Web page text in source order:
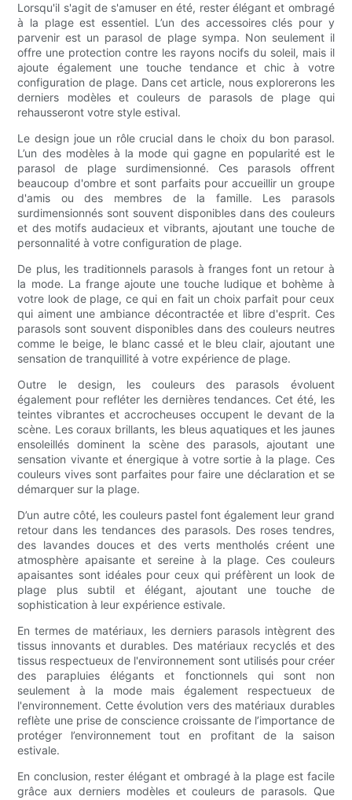
Lorsqu'il s'agit de s'amuser en été, rester élégant et ombragé
à la plage est essentiel. L’un des accessoires clés pour y
parvenir est un parasol de plage sympa. Non seulement il
offre une protection contre les rayons nocifs du soleil, mais il
ajoute également une touche tendance et chic à votre
configuration de plage. Dans cet article, nous explorerons les
derniers modèles et couleurs de parasols de plage qui
rehausseront votre style estival.
Le design joue un rôle crucial dans le choix du bon parasol.
L’un des modèles à la mode qui gagne en popularité est le
parasol de plage surdimensionné. Ces parasols offrent
beaucoup d'ombre et sont parfaits pour accueillir un groupe
d'amis ou des membres de la famille. Les parasols
surdimensionnés sont souvent disponibles dans des couleurs
et des motifs audacieux et vibrants, ajoutant une touche de
personnalité à votre configuration de plage.
De plus, les traditionnels parasols à franges font un retour à
la mode. La frange ajoute une touche ludique et bohème à
votre look de plage, ce qui en fait un choix parfait pour ceux
qui aiment une ambiance décontractée et libre d'esprit. Ces
parasols sont souvent disponibles dans des couleurs neutres
comme le beige, le blanc cassé et le bleu clair, ajoutant une
sensation de tranquillité à votre expérience de plage.
Outre le design, les couleurs des parasols évoluent
également pour refléter les dernières tendances. Cet été, les
teintes vibrantes et accrocheuses occupent le devant de la
scène. Les coraux brillants, les bleus aquatiques et les jaunes
ensoleillés dominent la scène des parasols, ajoutant une
sensation vivante et énergique à votre sortie à la plage. Ces
couleurs vives sont parfaites pour faire une déclaration et se
démarquer sur la plage.
D’un autre côté, les couleurs pastel font également leur grand
retour dans les tendances des parasols. Des roses tendres,
des lavandes douces et des verts mentholés créent une
atmosphère apaisante et sereine à la plage. Ces couleurs
apaisantes sont idéales pour ceux qui préfèrent un look de
plage plus subtil et élégant, ajoutant une touche de
sophistication à leur expérience estivale.
En termes de matériaux, les derniers parasols intègrent des
tissus innovants et durables. Des matériaux recyclés et des
tissus respectueux de l'environnement sont utilisés pour créer
des parapluies élégants et fonctionnels qui sont non
seulement à la mode mais également respectueux de
l'environnement. Cette évolution vers des matériaux durables
reflète une prise de conscience croissante de l’importance de
protéger l’environnement tout en profitant de la saison
estivale.
En conclusion, rester élégant et ombragé à la plage est facile
grâce aux derniers modèles et couleurs de parasols. Que